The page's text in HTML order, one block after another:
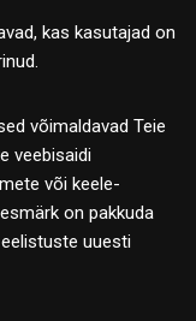
kas kasutajad on
võimaldavad Teie
veebisaidi
või keele-
on pakkuda
uuesti